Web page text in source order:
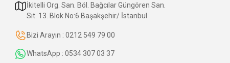
İkitelli Org. San. Böl. Bağcılar Güngören San.
Sit. 13. Blok No:6 Başakşehir/ İstanbul
Bizi Arayın : 0212 549 79 00
WhatsApp : 0534 307 03 37